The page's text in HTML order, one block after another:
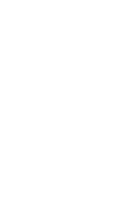
fleksibel